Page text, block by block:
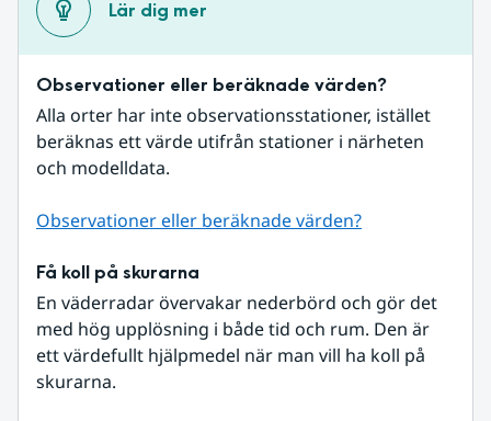
Lär dig mer
Observationer eller beräknade värden?
Alla orter har inte observationsstationer, istället
beräknas ett värde utifrån stationer i närheten
och modelldata.
Observationer eller beräknade värden?
Få koll på skurarna
En väderradar övervakar nederbörd och gör det
med hög upplösning i både tid och rum. Den är
ett värdefullt hjälpmedel när man vill ha koll på
skurarna.